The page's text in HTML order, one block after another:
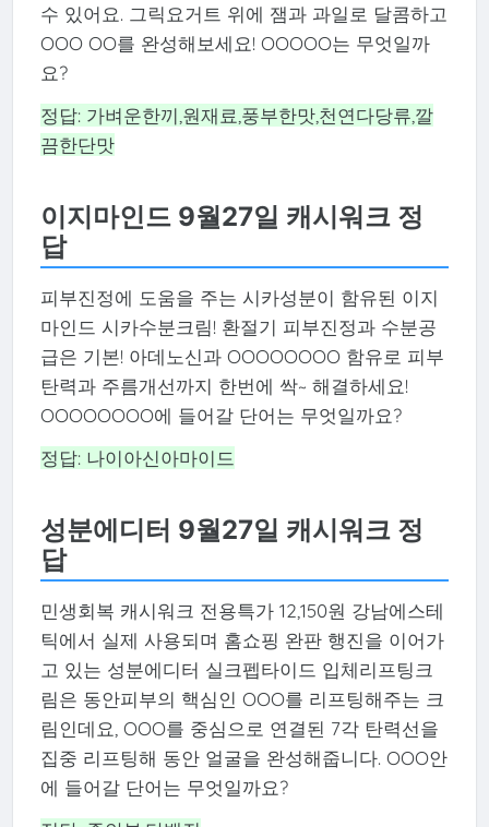
수 있어요. 그릭요거트 위에 잼과 과일로 달콤하고
OOO OO를 완성해보세요! OOOOO는 무엇일까
요?
정답: 가벼운한끼,원재료,풍부한맛,천연다당류,깔
끔한단맛
이지마인드 9월27일 캐시워크 정
답
피부진정에 도움을 주는 시카성분이 함유된 이지
마인드 시카수분크림! 환절기 피부진정과 수분공
급은 기본! 아데노신과 OOOOOOOO 함유로 피부
탄력과 주름개선까지 한번에 싹~ 해결하세요!
OOOOOOOO에 들어갈 단어는 무엇일까요?
정답: 나이아신아마이드
성분에디터 9월27일 캐시워크 정
답
민생회복 캐시워크 전용특가 12,150원 강남에스테
틱에서 실제 사용되며 홈쇼핑 완판 행진을 이어가
고 있는 성분에디터 실크펩타이드 입체리프팅크
림은 동안피부의 핵심인 OOO를 리프팅해주는 크
림인데요, OOO를 중심으로 연결된 7각 탄력선을
집중 리프팅해 동안 얼굴을 완성해줍니다. OOO안
에 들어갈 단어는 무엇일까요?